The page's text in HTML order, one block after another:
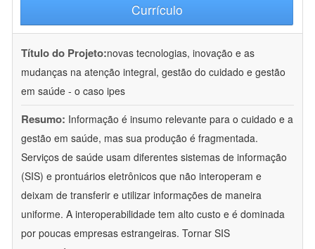
Currículo
Título do Projeto:novas tecnologias, inovação e as
mudanças na atenção integral, gestão do cuidado e gestão
em saúde - o caso ipes
Resumo: Informação é insumo relevante para o cuidado e a
gestão em saúde, mas sua produção é fragmentada.
Serviços de saúde usam diferentes sistemas de informação
(SIS) e prontuários eletrônicos que não interoperam e
deixam de transferir e utilizar informações de maneira
uniforme. A interoperabilidade tem alto custo e é dominada
por poucas empresas estrangeiras. Tornar SIS